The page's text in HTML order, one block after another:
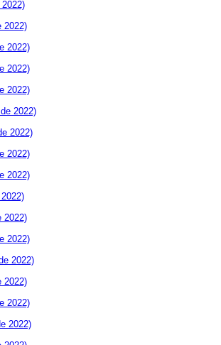
2022)
2022)
2022)
2022)
2022)
2022)
2022)
2022)
2022)
2022)
2022)
2022)
2022)
2022)